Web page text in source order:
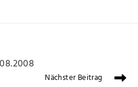
Nächster Beitrag